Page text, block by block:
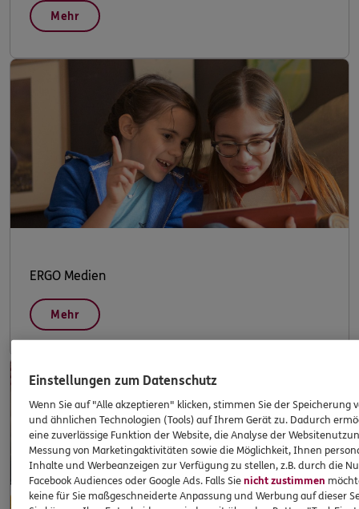
Mehr
ERGO Medien
Mehr
Einstellungen zum Datenschutz
Wenn Sie auf "Alle akzeptieren" klicken, stimmen Sie der Speicherung
und ähnlichen Technologien (Tools) auf Ihrem Gerät zu. Dadurch
eine zuverlässige Funktion der Website, die Analyse der
Messung von Marketingaktivitäten sowie die Möglichkeit, Ihnen
Inhalte und Werbeanzeigen zur Verfügung zu stellen, z.B. durch die
Facebook Audiences oder Google Ads. Falls Sienicht zustimmen
keine für Sie maßgeschneiderte Anpassung und Werbung auf dieser